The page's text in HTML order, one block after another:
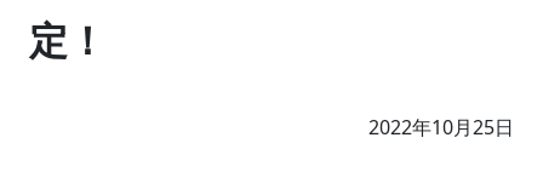
定！
2022年10月25日